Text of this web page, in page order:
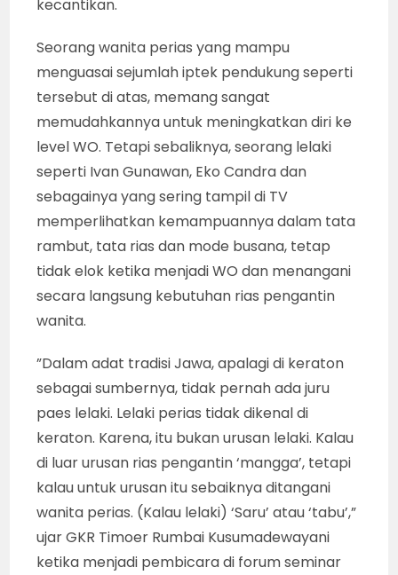
kecantikan.
Seorang wanita perias yang mampu
menguasai sejumlah iptek pendukung seperti
tersebut di atas, memang sangat
memudahkannya untuk meningkatkan diri ke
level WO. Tetapi sebaliknya, seorang lelaki
seperti Ivan Gunawan, Eko Candra dan
sebagainya yang sering tampil di TV
memperlihatkan kemampuannya dalam tata
rambut, tata rias dan mode busana, tetap
tidak elok ketika menjadi WO dan menangani
secara langsung kebutuhan rias pengantin
wanita.
”Dalam adat tradisi Jawa, apalagi di keraton
sebagai sumbernya, tidak pernah ada juru
paes lelaki. Lelaki perias tidak dikenal di
keraton. Karena, itu bukan urusan lelaki. Kalau
di luar urusan rias pengantin ‘mangga’, tetapi
kalau untuk urusan itu sebaiknya ditangani
wanita perias. (Kalau lelaki) ‘Saru’ atau ‘tabu’,”
ujar GKR Timoer Rumbai Kusumadewayani
ketika menjadi pembicara di forum seminar